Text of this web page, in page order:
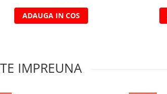
ADAUGA IN COS
IMPREUNA